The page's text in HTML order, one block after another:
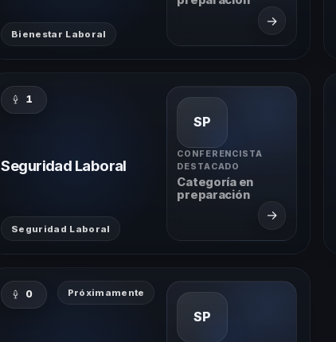
Bienestar Laboral
→
1
Seguridad Laboral
Seguridad Laboral
SP
CONFERENCISTA
DESTACADO
Categoría en
preparación
→
0 Próximamente
SP